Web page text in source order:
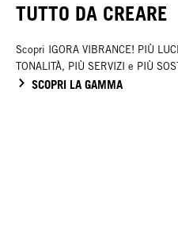
TUTTO DA CREARE
Scopri IGORA VIBRANCE! PIÙ
TONALITÀ, PIÙ SERVIZI e PIÙ
SCOPRI LA GAMMA